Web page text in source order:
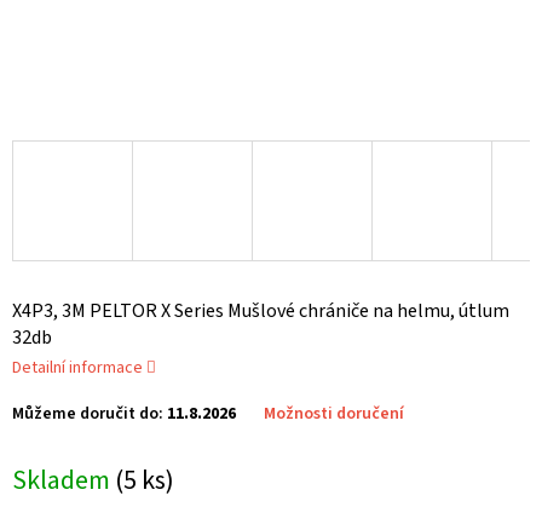
Skladem (5 ks)
Můžeme doručit do: 11.8.2026 Možnosti doručení
X4P3, 3M PELTOR X Series Mušlové chrániče na helmu, útlum
32db
Detailní informace